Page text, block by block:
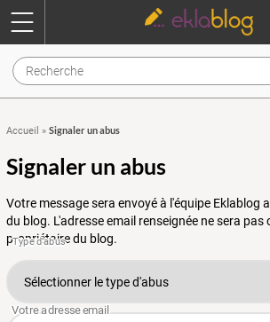
Accueil » Signaler un abus
Signaler un abus
Votre message sera envoyé à l'équipe Eklablog
du blog. L'adresse email renseignée ne sera pas
propriétaire du blog.